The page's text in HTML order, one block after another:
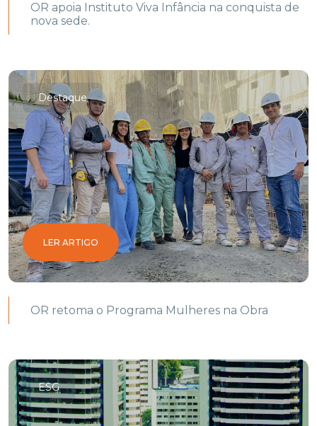
OR apoia Instituto Viva Infância na conquista de
nova sede.
Destaque
LER ARTIGO
OR retoma o Programa Mulheres na Obra
ESG